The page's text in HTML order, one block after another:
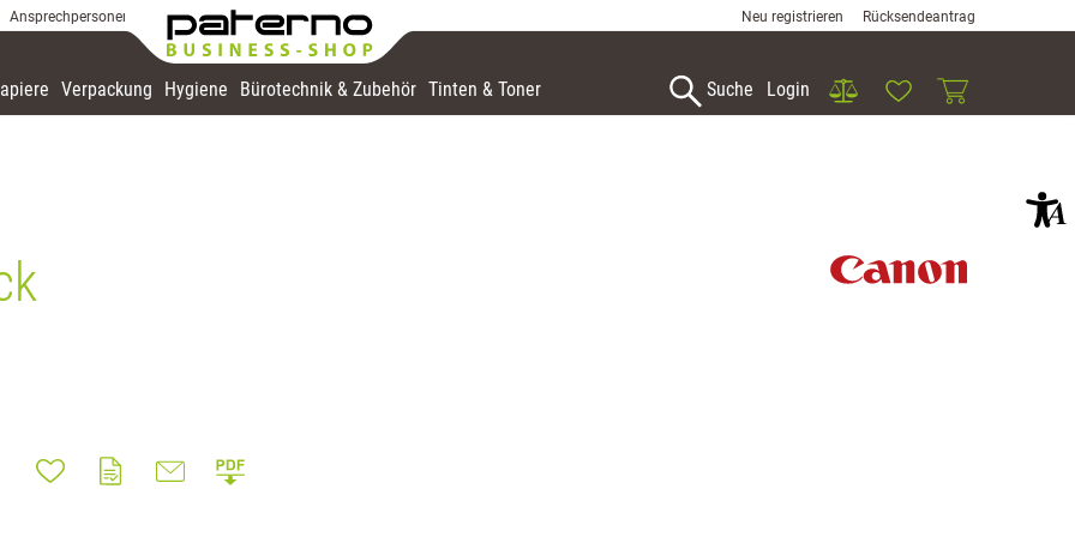
Ansprechpersonen Neu registrieren Rücksendeantrag
Suche Login VergleichWunschlisteWarenkorb
Verpackung Hygiene Bürotechnik & Zubehör Tinten & Toner